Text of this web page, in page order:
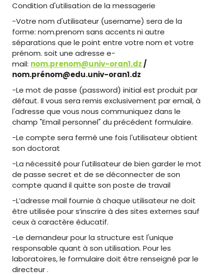
Condition d'utilisation de la messagerie
-Votre nom d'utilisateur (username) sera de la
forme: nom.prenom sans accents ni autre
séparations que le point entre votre nom et votre
prénom. soit une adresse e-
mail: nom.prenom@univ-oran1.dz /
nom.prénom@edu.univ-oran1.dz
-Le mot de passe (password) initial est produit par
défaut. Il vous sera remis exclusivement par email, à
l'adresse que vous nous communiquez dans le
champ "Email personnel" du précédent formulaire.
-Le compte sera fermé une fois l'utilisateur obtient
son doctorat
-La nécessité pour l'utilisateur de bien garder le mot
de passe secret et de se déconnecter de son
compte quand il quitte son poste de travail
-L’adresse mail fournie à chaque utilisateur ne doit
être utilisée pour s’inscrire à des sites externes sauf
ceux à caractère éducatif.
-Le demandeur pour la structure est l'unique
responsable quant à son utilisation. Pour les
laboratoires, le formulaire doit être renseigné par le
directeur .